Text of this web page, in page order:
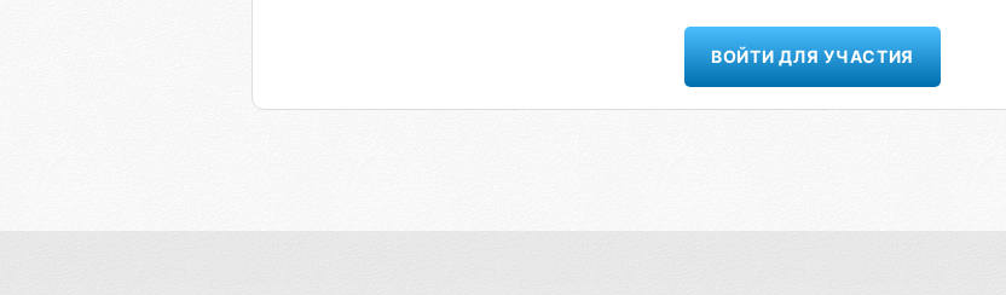
ВОЙТИ ДЛЯ УЧАСТИЯ